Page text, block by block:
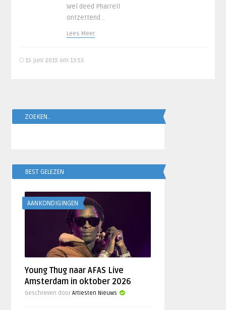
Wel deed Pharrell
ontzettend ..
Lees Meer
15 juni 2015 om 13:53
ZOEKEN..
BEST GELEZEN
AANKONDIGINGEN
Young Thug naar AFAS Live
Amsterdam in oktober 2026
Geschreven doorArtiesten Nieuws